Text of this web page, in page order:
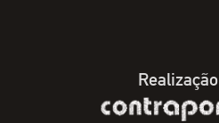
Realização